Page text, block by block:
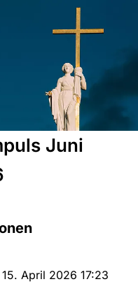
Juni
April 2026 17:23